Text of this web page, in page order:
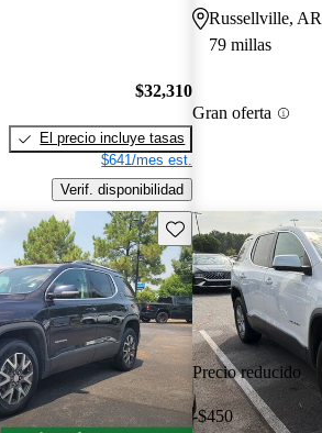
$32,310
El precio incluye tasas
$641/mes est.
Verif. disponibilidad
Russellville, AR
79 millas
Gran oferta
Guarda este Aviso
Precio reducido
-$450